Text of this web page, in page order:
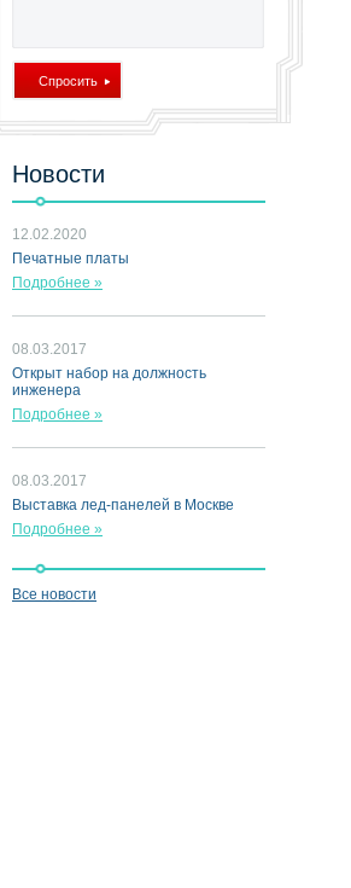
Новости
12.02.2020
Печатные платы
Подробнее »
08.03.2017
Открыт набор на должность
инженера
Подробнее »
08.03.2017
Выставка лед-панелей в Москве
Подробнее »
Все новости